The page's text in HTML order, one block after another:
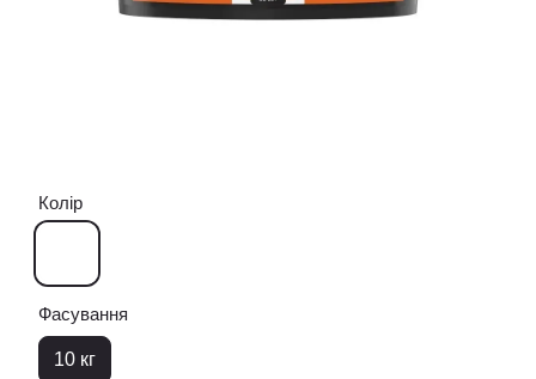
Колір
Фасування
10 кг